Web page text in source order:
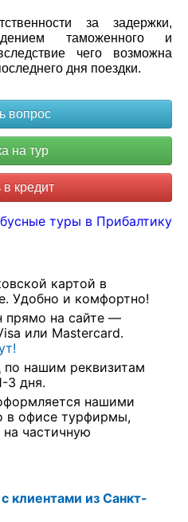
за задержки,
таможенного и
чего возможна
дня поездки.
в кредит
туры в Прибалтику
картой в
Удобно и комфортно!
прямо на сайте —
или Mastercard.
по нашим реквизитам
3 дня.
нашими
в офисе турфирмы,
частичную
клиентами из Санкт-